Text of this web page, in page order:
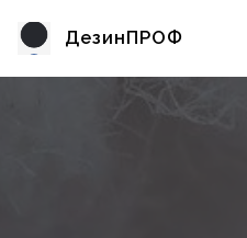
ДезинПРОФ